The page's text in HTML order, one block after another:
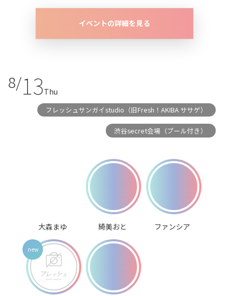
イベントの詳細を見る
8/13Thu
フレッシュサンガイstudio（旧Fresh！AKIBA ササゲ）
渋谷secret会場（プール付き）
大森まゆ 綺美おと ファンシア